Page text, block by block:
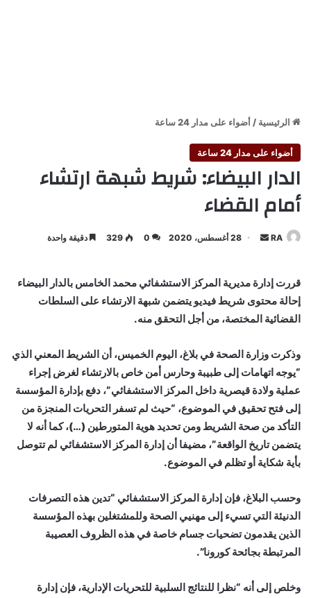
الرئيسية / أضواء على مدار 24 ساعة
أضواء على مدار 24 ساعة
الدار البيضاء: شريط شبهة ارتشاء
أمام القضاء
RA
أرسل 28 أغسطس، 2020 0
329 دقيقة واحدة
قررت إدارة مديرية المركز الاستشفائي محمد الخامس بالدار البيضاء
إحالة محتوى شريط فيديو يتضمن شبهة الارتشاء على السلطات
القضائية المختصة، من أجل التحقق منه.
وذكرت وزارة الصحة في بلاغ، اليوم الخميس، أن الشريط المعني الذي
“يوجه اتهامات إلى طبيبة وحارس أمن خاص بالارتشاء لغرض إجراء
عملية ولادة قيصرية داخل المركز الاستشفائي”، دفع بإدارة المؤسسة
إلى فتح تحقيق في الموضوع، “حيث لم تسفر التحريات المنجزة من
التأكد من صحة الشريط ومن تحديد هوية المتورطين (…)، كما أنه لا
يتضمن تاريخ الواقعة”، مضيفا أن إدارة المركز الاستشفائي لم تتوصل
بأية شكاية أو تظلم في الموضوع.
وحسب البلاغ، فإن إدارة المركز الاستشفائي “تدين هذه التصرفات
الدنيئة التي تسيء إلى مهنيي الصحة وللمشتغلين بهذه المؤسسة
الذين يقدمون تضحيات جسام خاصة في هذه الظروف العصيبة
المرتبطة بجائحة كورونا”.
وخلص إلى أنه “نظرا للنتائج السلبية للتحريات الإدارية، فإن إدارة